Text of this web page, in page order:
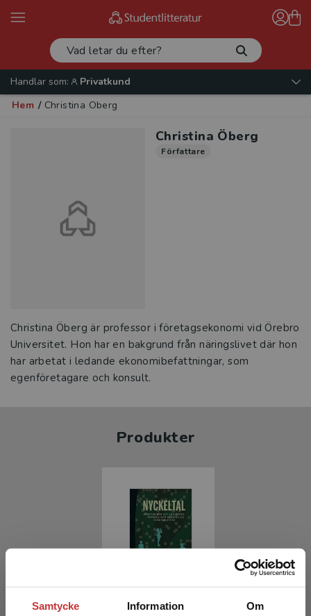
Samtycke Information Om
Handlar som:
Privatkund
Hem / Christina Öberg
Christina Öberg
Författare
Christina Öberg är professor i företagsekonomi vid Örebro
Universitet. Hon har en bakgrund från näringslivet där hon
har arbetat i ledande ekonomibefattningar, som
egenföretagare och konsult.
Produkter
Nyckeltal